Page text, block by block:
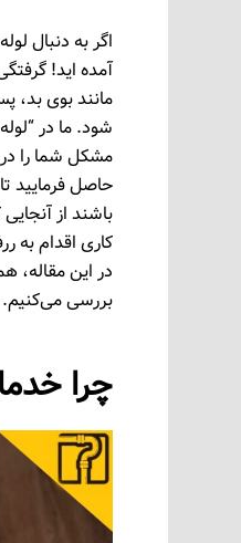
اگر به دنبال
آمده‌ اید!
مانند بوی بد،
شود. ما در
باشند از
کاری اقدام به
در این مقاله،
بررسی می‌کنیم.
چرا